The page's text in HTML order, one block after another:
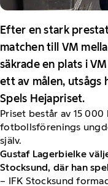
Efter en stark
matchen till VM
säkrade en plats i
ett av målen, utsågs
Spels Hejapriset.
Priset består av 15
fotbollsförenings
själv.
Gustaf Lagerbielke
Stocksund, där han
– IFK Stocksund